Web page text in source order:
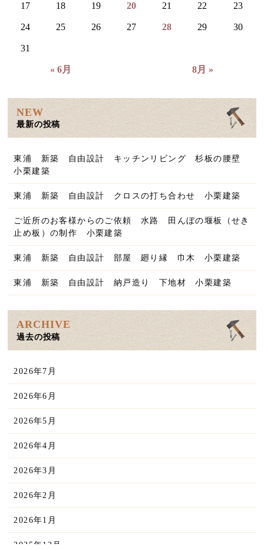
« 6月 8月 »
17 18 19 20 21 22 23
24 25 26 27 28 29 30
31
NEW
最新の投稿
東浦 新築 自由設計 キッチンリビング 杉板の腰壁
小栗建築
東浦 新築 自由設計 クロスの打ち合わせ 小栗建築
ご近所のお客様からのご依頼 水路 田んぼの堰板（せき
止め板）の制作 小栗建築
東浦 新築 自由設計 部屋 廻り縁 巾木 小栗建築
東浦 新築 自由設計 納戸造り 下地材 小栗建築
ARCHIVE
過去の投稿
2026年7月
2026年6月
2026年5月
2026年4月
2026年3月
2026年2月
2026年1月
2025年12月